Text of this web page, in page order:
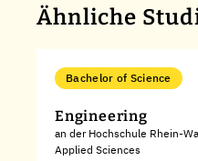
Ähnliche
Bachelor of Science
Engineering
an der Hochschule Rhein-
Applied Sciences